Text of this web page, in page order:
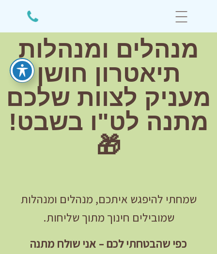
מנהלים ומנהלות
תיאטרון חושן
מעניק לצוות שלכם
מתנה לט"ו בשבט!
🎁
שמחתי להיפגש איתכם, מנהלים ומנהלות
שמובילים חינוך מתוך שליחות.
כפי שהבטחתי לכם – אני שולח מתנה